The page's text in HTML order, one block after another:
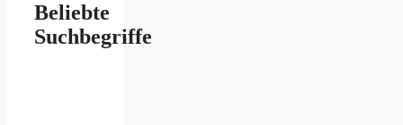
Beliebte
Suchbegriffe